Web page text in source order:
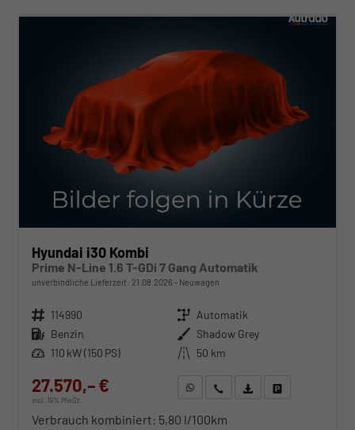
Hyundai i30 Kombi
Prime N-Line 1.6 T-GDi 7 Gang Automatik
unverbindliche Lieferzeit: 21.08.2026 Neuwagen
Fahrzeugnr. 114990 Getriebe Automatik
Kraftstoff Benzin Außenfarbe Shadow Grey
Leistung 110 kW (150 PS) Kilometerstand 50 km
27.570,– €
incl. 19% MwSt.
WhatsApp anfragen
Wir rufen Sie anFahrzeugexposé (PDF)
Verbrauch kombiniert: 5,80 l/100km